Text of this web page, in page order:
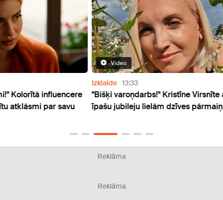
Video
"Bišķi varoņdarbs!" Kristīne Virsnīte atzīmē
īpašu jubileju lielām dzīves pārmaiņām
Reklāma
Reklāma